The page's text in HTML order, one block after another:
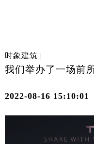
时象建筑 |
我们举办了一场前
2022-08-16 15:10:01